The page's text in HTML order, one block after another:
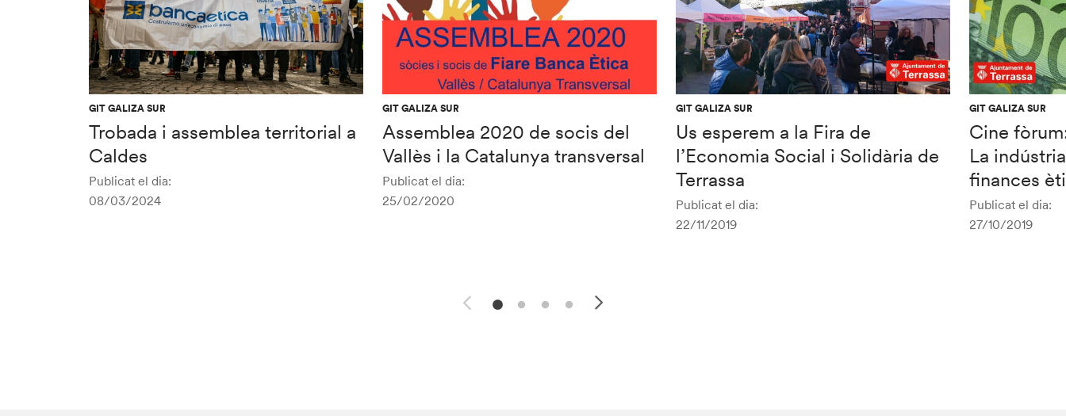
GIT GALIZA SUR
Trobada i assemblea territorial a
Caldes
Publicat el dia:
08/03/2024
GIT GALIZA SUR
Assemblea 2020 de socis del
Vallès i la Catalunya transversal
Publicat el dia:
25/02/2020
GIT GALIZA SUR
Us esperem a la Fira de
l’Economia Social i Solidària de
Terrassa
Publicat el dia:
22/11/2019
GIT GALIZA SUR
Cine
La
finances
Publicat el dia:
27/10/2019